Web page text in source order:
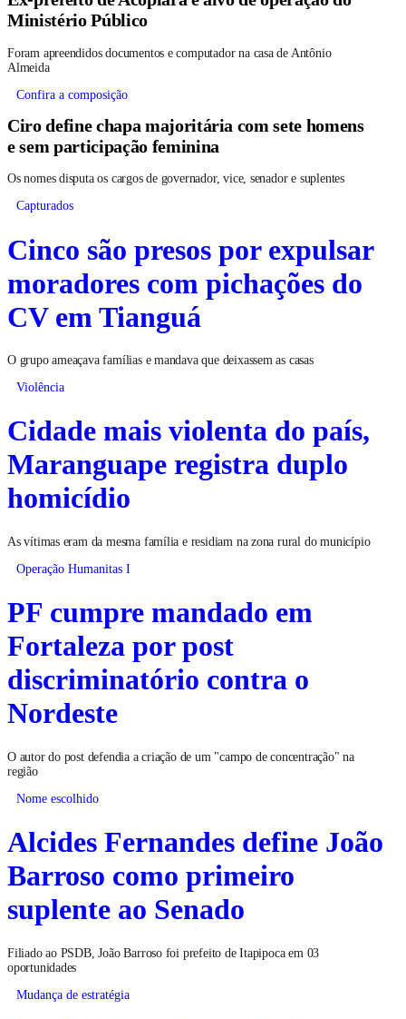
Ministério Público
Foram apreendidos documentos e computador na casa de Antônio
Almeida
Confira a composição
Ciro define chapa majoritária com sete homens
e sem participação feminina
Os nomes disputa os cargos de governador, vice, senador e suplentes
Capturados
Cinco são presos por expulsar
moradores com pichações do
CV em Tianguá
O grupo ameaçava famílias e mandava que deixassem as casas
Violência
Cidade mais violenta do país,
Maranguape registra duplo
homicídio
As vítimas eram da mesma família e residiam na zona rural do município
Operação Humanitas I
PF cumpre mandado em
Fortaleza por post
discriminatório contra o
Nordeste
O autor do post defendia a criação de um "campo de concentração" na
região
Nome escolhido
Alcides Fernandes define João
Barroso como primeiro
suplente ao Senado
Filiado ao PSDB, João Barroso foi prefeito de Itapipoca em 03
oportunidades
Mudança de estratégia